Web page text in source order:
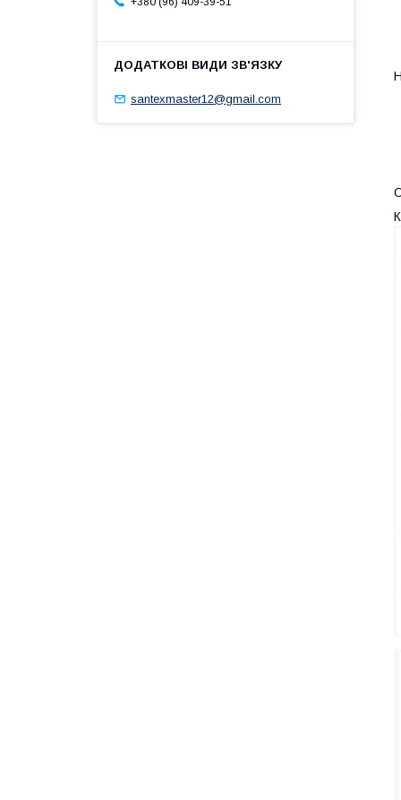
santexmaster12@gmail.com